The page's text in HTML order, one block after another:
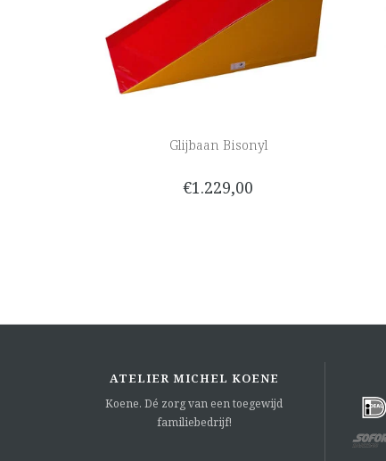
Glijbaan Bisonyl
€1.229,00
ATELIER MICHEL KOENE
Koene. Dé zorg van een toegewijd
familiebedrijf!